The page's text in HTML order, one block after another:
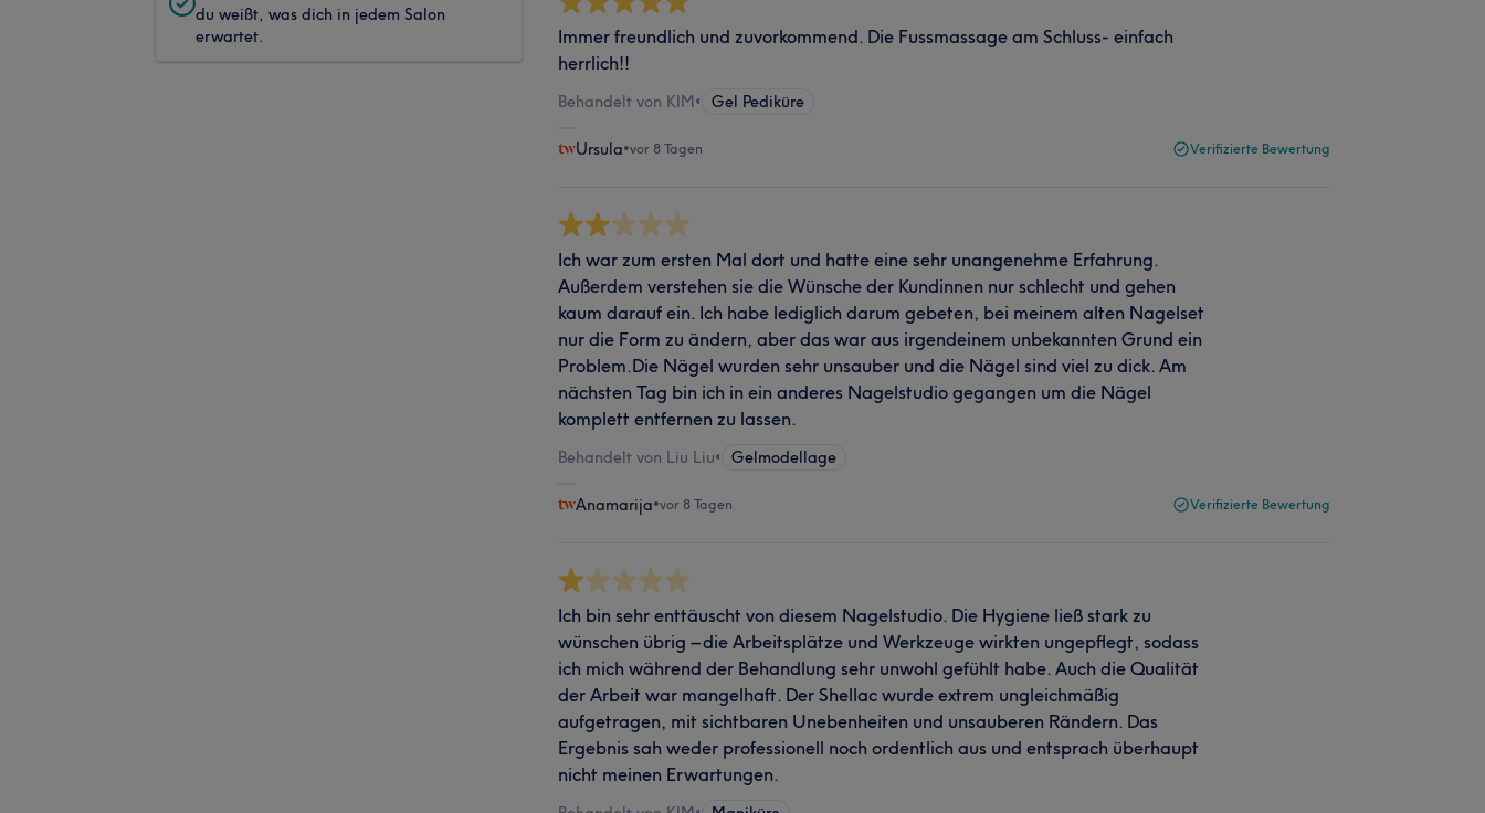
du weißt, was dich in jedem Salon
erwartet.
Immer freundlich und zuvorkommend. Die Fussmassage am Schluss- einfach
herrlich!!
Behandelt von KIM• Gel Pediküre
Ursula•vor 8 Tagen Verifizierte Bewertung
Ich war zum ersten Mal dort und hatte eine sehr unangenehme Erfahrung.
Außerdem verstehen sie die Wünsche der Kundinnen nur schlecht und gehen
kaum darauf ein. Ich habe lediglich darum gebeten, bei meinem alten Nagelset
nur die Form zu ändern, aber das war aus irgendeinem unbekannten Grund ein
Problem.Die Nägel wurden sehr unsauber und die Nägel sind viel zu dick. Am
nächsten Tag bin ich in ein anderes Nagelstudio gegangen um die Nägel
komplett entfernen zu lassen.
Behandelt von Liu Liu• Gelmodellage
Anamarija•vor 8 Tagen Verifizierte Bewertung
Ich bin sehr enttäuscht von diesem Nagelstudio. Die Hygiene ließ stark zu
wünschen übrig – die Arbeitsplätze und Werkzeuge wirkten ungepflegt, sodass
ich mich während der Behandlung sehr unwohl gefühlt habe. Auch die Qualität
der Arbeit war mangelhaft. Der Shellac wurde extrem ungleichmäßig
aufgetragen, mit sichtbaren Unebenheiten und unsauberen Rändern. Das
Ergebnis sah weder professionell noch ordentlich aus und entsprach überhaupt
nicht meinen Erwartungen.